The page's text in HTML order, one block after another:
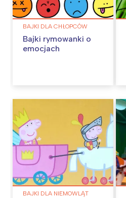
BAJKI DLA CHŁOPCÓW
Bajki rymowanki o
emocjach
BAJKI DLA NIEMOWLĄT